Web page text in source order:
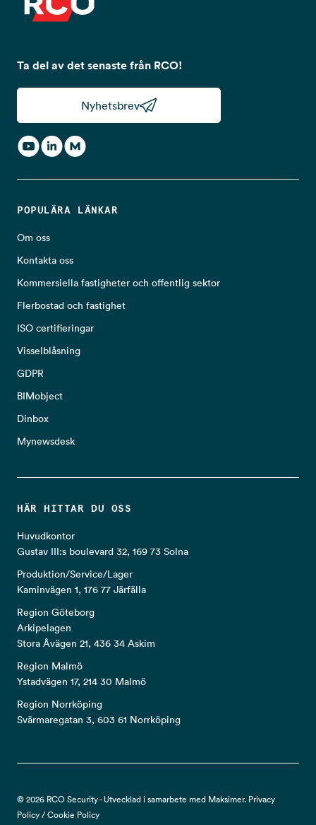
Ta del av det senaste från RCO!
Nyhetsbrev
POPULÄRA LÄNKAR
Om oss
Kontakta oss
Kommersiella fastigheter och offentlig sektor
Flerbostad och fastighet
ISO certifieringar
Visselblåsning
GDPR
BIMobject
Dinbox
Mynewsdesk
HÄR HITTAR DU OSS
Huvudkontor
Gustav III:s boulevard 32, 169 73 Solna
Produktion/Service/Lager
Kaminvägen 1, 176 77 Järfälla
Region Göteborg
Arkipelagen
Stora Åvägen 21, 436 34 Askim
Region Malmö
Ystadvägen 17, 214 30 Malmö
Region Norrköping
Svärmaregatan 3, 603 61 Norrköping
© 2026 RCO Security - Utvecklad i samarbete med Maksimer. Privacy
Policy/Cookie Policy